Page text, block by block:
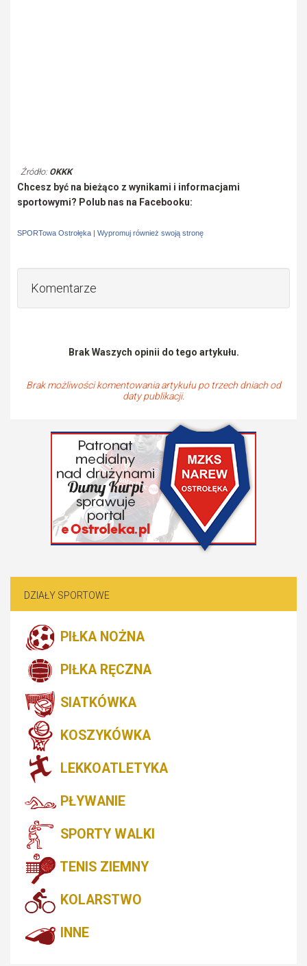
Źródło: OKKK
Chcesz być na bieżąco z wynikami i informacjami
sportowymi? Polub nas na Facebooku:
SPORTowa Ostrołęka | Wypromuj również swoją stronę
Komentarze
Brak Waszych opinii do tego artykułu.
Brak możliwości komentowania artykułu po trzech dniach od
daty publikacji.
DZIAŁY SPORTOWE
PIŁKA NOŻNA
PIŁKA RĘCZNA
SIATKÓWKA
KOSZYKÓWKA
LEKKOATLETYKA
PŁYWANIE
SPORTY WALKI
TENIS ZIEMNY
KOLARSTWO
INNE